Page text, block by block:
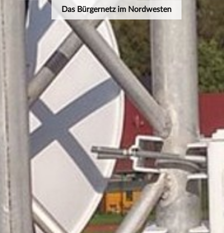
Das Bürgernetz im Nordwesten